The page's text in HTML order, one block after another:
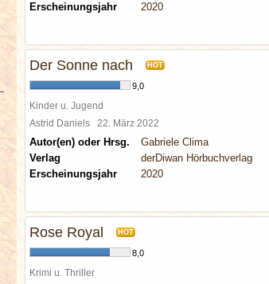
Erscheinungsjahr
2020
Der Sonne nach HOT
9,0
Kinder u. Jugend
Astrid Daniels 22. März 2022
Autor(en) oder Hrsg.
Gabriele Clima
Verlag
derDiwan Hörbuchverlag
Erscheinungsjahr
2020
Rose Royal HOT
8,0
Krimi u. Thriller